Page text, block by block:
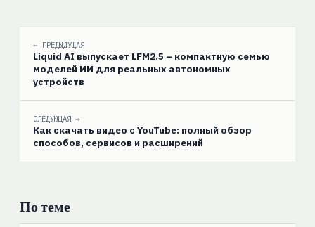
← ПРЕДЫДУЩАЯ
Liquid AI выпускает LFM2.5 – компактную семью
моделей ИИ для реальных автономных
устройств
СЛЕДУЮЩАЯ →
Как скачать видео с YouTube: полный обзор
способов, сервисов и расширений
По теме